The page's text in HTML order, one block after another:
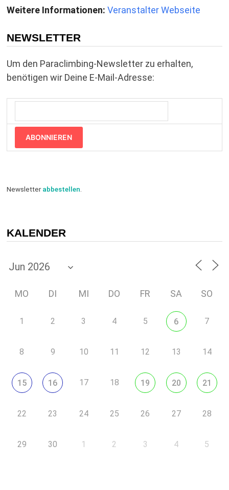
Weitere Informationen: Veranstalter Webseite
NEWSLETTER
Um den Paraclimbing-Newsletter zu erhalten,
benötigen wir Deine E-Mail-Adresse:
ABONNIEREN
Newsletterabbestellen.
KALENDER
MO DI MI DO FR SA SO
1 2 3 4 5 6 7
8 9 10 11 12 13 14
15 16 17 18 19 20 21
22 23 24 25 26 27 28
29 30 1 2 3 4 5